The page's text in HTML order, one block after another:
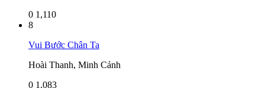
0 1,110
8
Vui Bước Chân Ta
Hoài Thanh, Minh Cảnh
0 1,083